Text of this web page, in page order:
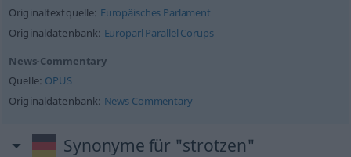
Originaltextquelle: Europäisches Parlament
Originaldatenbank: Europarl Parallel Corups
News-Commentary
Quelle: OPUS
Originaldatenbank: News Commentary
Synonyme für "strotzen"